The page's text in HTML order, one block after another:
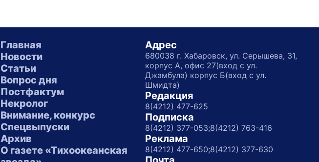
Главная
Новости
Статьи
Вопрос дня
Постфактум
Некролог
Внимание, конкурс
Спецвыпуски
Архив
О газете «Тихоокеанская
Адрес
680038 г. Хабаровск, ул. Серышева, 31,
корпус А, офис 27(вход с ул.
Джамбула) корпус Б(вход с ул.
Шмидта)
Редакция
8(4212) 477-625
Подписка
8(4212) 377-053;8(4212) 763-416
Реклама
8(4212) 477-650;8(4212) 377-630